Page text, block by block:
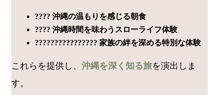
???? 沖縄の温もりを感じる朝食
???? 沖縄時間を味わうスローライフ体験
????‍????‍????‍???? 家族の絆を深める特別な体験
これらを提供し、 沖縄を深く知る旅を演出しま
す。